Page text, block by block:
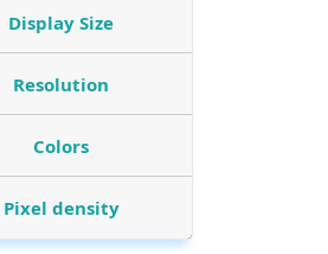
Display Size
Resolution
Colors
Pixel density